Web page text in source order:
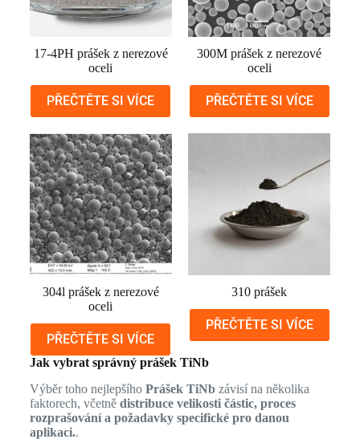
17-4PH prášek z nerezové
oceli
PŘEČTĚTE SI VÍCE
300M prášek z nerezové
oceli
PŘEČTĚTE SI VÍCE
304l prášek z nerezové
oceli
PŘEČTĚTE SI VÍCE
310 prášek
PŘEČTĚTE SI VÍCE
Jak vybrat správný prášek TiNb
Výběr toho nejlepšího Prášek TiNbzávisí na několika
faktorech, včetně distribuce velikosti částic, proces
rozprašování a požadavky specifické pro danou
aplikaci..